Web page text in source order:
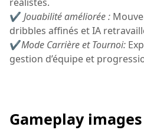
✔ Jouabilité améliorée :
dribbles affinés et IA
✔Mode Carrière et Tournoi:
gestion d’équipe et
Gameplay images